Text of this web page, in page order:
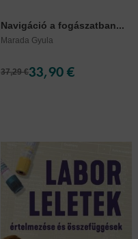
Navigáció a fogászatban...
Marada Gyula
37,29 €33,90 €